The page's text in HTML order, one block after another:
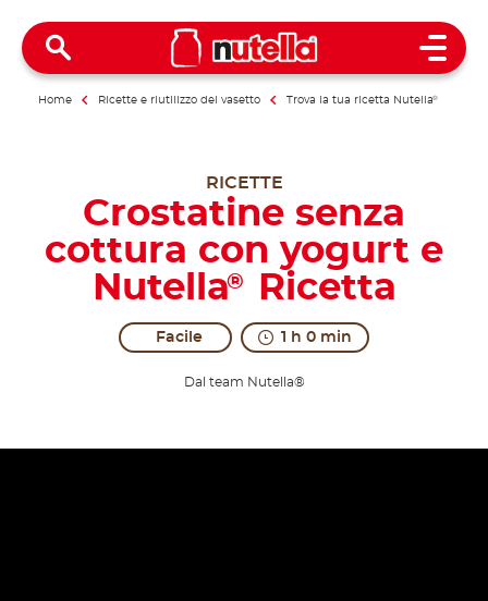
Open
Home Ricette e riutilizzo del vasetto Trova la tua ricetta Nutella®
RICETTE
Crostatine senza
cottura con yogurt e
Nutella® Ricetta
Facile 1 h 0 min
Dal team Nutella®